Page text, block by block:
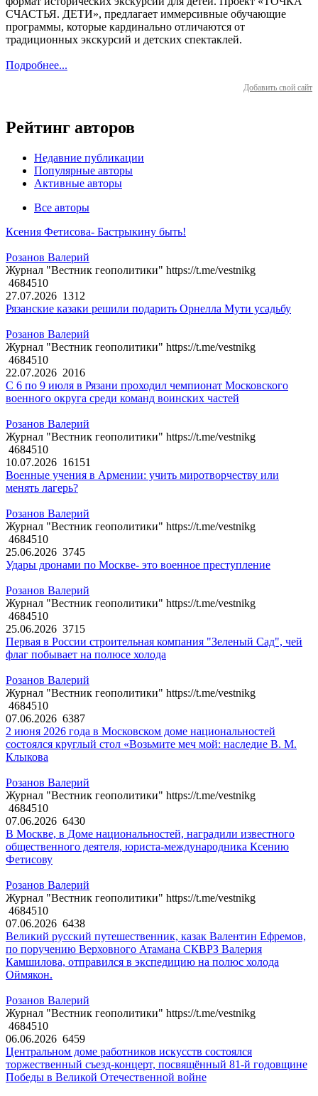
СЧАСТЬЯ. ДЕТИ», предлагает иммерсивные обучающие
программы, которые кардинально отличаются от
традиционных экскурсий и детских спектаклей.
Подробнее...
Добавить свой сайт
Рейтинг авторов
Недавние публикации
Популярные авторы
Активные авторы
Все авторы
Ксения Фетисова- Бастрыкину быть!
Розанов Валерий
Журнал "Вестник геополитики" https://t.me/vestnikg
4684510
27.07.2026 1312
Рязанские казаки решили подарить Орнелла Мути усадьбу
Розанов Валерий
Журнал "Вестник геополитики" https://t.me/vestnikg
4684510
22.07.2026 2016
С 6 по 9 июля в Рязани проходил чемпионат Московского
военного округа среди команд воинских частей
Розанов Валерий
Журнал "Вестник геополитики" https://t.me/vestnikg
4684510
10.07.2026 16151
Военные учения в Армении: учить миротворчеству или
менять лагерь?
Розанов Валерий
Журнал "Вестник геополитики" https://t.me/vestnikg
4684510
25.06.2026 3745
Удары дронами по Москве- это военное преступление
Розанов Валерий
Журнал "Вестник геополитики" https://t.me/vestnikg
4684510
25.06.2026 3715
Первая в России строительная компания "Зеленый Сад", чей
флаг побывает на полюсе холода
Розанов Валерий
Журнал "Вестник геополитики" https://t.me/vestnikg
4684510
07.06.2026 6387
2 июня 2026 года в Московском доме национальностей
состоялся круглый стол «Возьмите меч мой: наследие В. М.
Клыкова
Розанов Валерий
Журнал "Вестник геополитики" https://t.me/vestnikg
4684510
07.06.2026 6430
В Москве, в Доме национальностей, наградили известного
общественного деятеля, юриста-международника Ксению
Фетисову
Розанов Валерий
Журнал "Вестник геополитики" https://t.me/vestnikg
4684510
07.06.2026 6438
Великий русский путешественник, казак Валентин Ефремов,
по поручению Верховного Атамана СКВРЗ Валерия
Камшилова, отправился в экспедицию на полюс холода
Оймякон.
Розанов Валерий
Журнал "Вестник геополитики" https://t.me/vestnikg
4684510
06.06.2026 6459
Центральном доме работников искусств состоялся
торжественный съезд-концерт, посвящённый 81-й годовщине
Победы в Великой Отечественной войне